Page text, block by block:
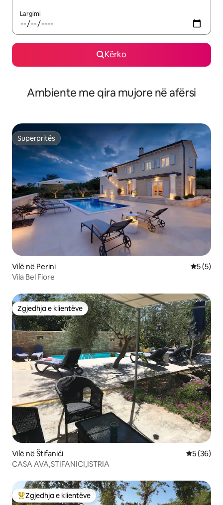
Largimi
Kërko
Ambiente me qira mujore në afërsi
Superpritës
Superpritës
Vilë në Perini
5 (5)
Vila Bel Fiore
Zgjedhja e klientëve
Zgjedhja e klientëve
Vilë në Štifanići Vlerësimi
5 (36)
CASA AVA,STIFANICI,ISTRIA
Më të mirat e zgjedhjeve të klientëve
Zgjedhja e klientëve